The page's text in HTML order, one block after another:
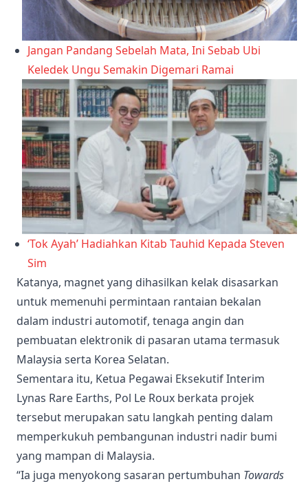
Jangan Pandang Sebelah Mata, Ini Sebab Ubi
Keledek Ungu Semakin Digemari Ramai
‘Tok Ayah’ Hadiahkan Kitab Tauhid Kepada Steven
Sim
Katanya, magnet yang dihasilkan kelak disasarkan
untuk memenuhi permintaan rantaian bekalan
dalam industri automotif, tenaga angin dan
pembuatan elektronik di pasaran utama termasuk
Malaysia serta Korea Selatan.
Sementara itu, Ketua Pegawai Eksekutif Interim
Lynas Rare Earths, Pol Le Roux berkata projek
tersebut merupakan satu langkah penting dalam
memperkukuh pembangunan industri nadir bumi
yang mampan di Malaysia.
“Ia juga menyokong sasaran pertumbuhan Towards